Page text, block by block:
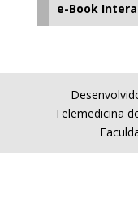
e-Book
Telemedicina